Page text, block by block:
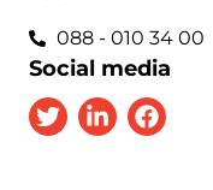
088 - 010 34 00
Social media